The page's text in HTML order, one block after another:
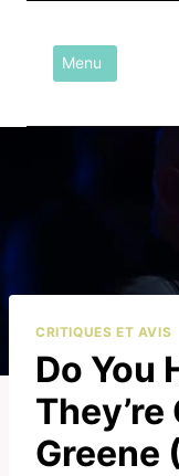
contenuMenu
CRITIQUES ET AVIS
Do You
Greene